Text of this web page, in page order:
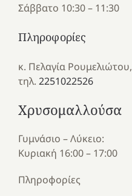
Σάββατο 10:30 – 11:30
Πληροφορίες
κ. Πελαγία Ρουμελιώτου,
τηλ. 2251022526
Χρυσομαλλούσα
Γυμνάσιο – Λύκειο:
Κυριακή 16:00 – 17:00
Πληροφορίες